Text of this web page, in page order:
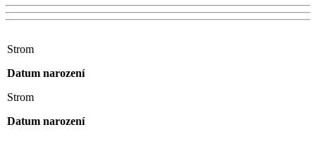
Strom
Datum narození
Strom
Datum narození